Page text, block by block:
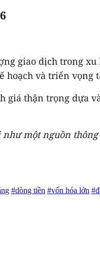
giao dịch trong
và triển vọng
thận trọng dựa
một nguồn thông
#dòng tiền #vốn hóa lớn